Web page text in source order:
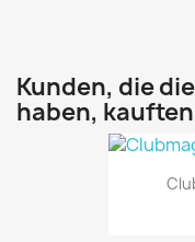
Kunden, die
haben,